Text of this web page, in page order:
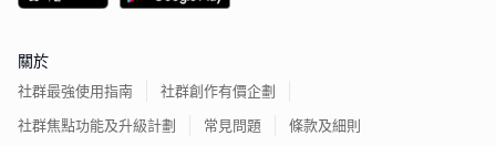
關於
社群最強使用指南
社群創作有價企劃
社群焦點功能及升級計劃
常見問題 條款及細則